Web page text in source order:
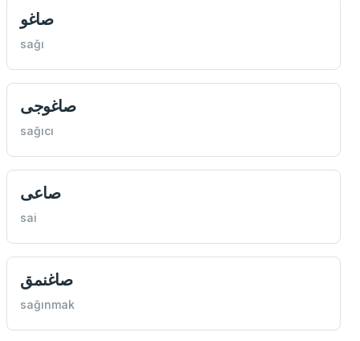
صاغو
sağı
صاغوجی
sağıcı
صاعی
sai
صاغنمق
sağınmak